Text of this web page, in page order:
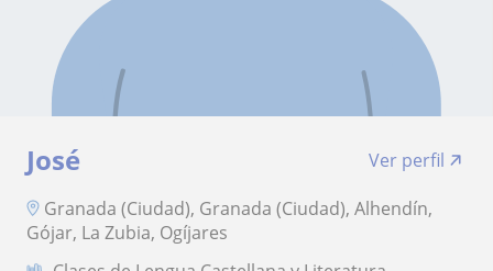
José
Ver perfil
Granada (Ciudad), Granada (Ciudad), Alhendín,
Gójar, La Zubia, Ogíjares